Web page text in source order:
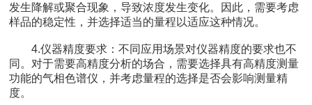
发生降解或聚合现象，导致浓度发生变化。因此，需要考虑
样品的稳定性，并选择适当的量程以适应这种情况。
4.仪器精度要求：不同应用场景对仪器精度的要求也不
同。对于需要高精度分析的场合，需要选择具有高精度测量
功能的气相色谱仪，并考虑量程的选择是否会影响测量精
度。